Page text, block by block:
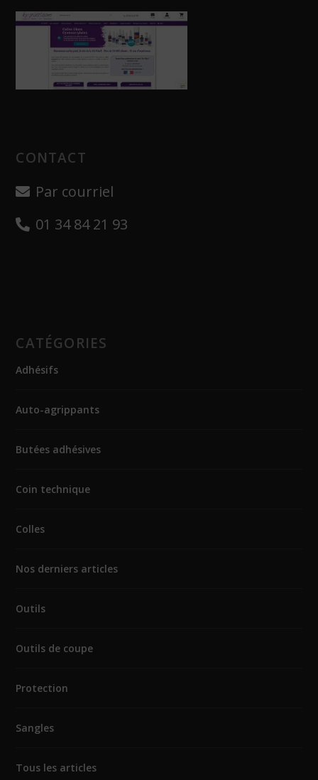
CONTACT
Par courriel
01 34 84 21 93
CATÉGORIES
Adhésifs
Auto-agrippants
Butées adhésives
Coin technique
Colles
Nos derniers articles
Outils
Outils de coupe
Protection
Sangles
Tous les articles